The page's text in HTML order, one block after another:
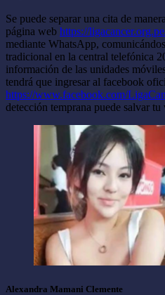
Se puede separar una cita de
página web https://
mediante WhatsApp,
tradicional en la central telefónica
información de las unidades
tendrá que ingresar al facebook
https://www.facebook.com/
detección temprana puede salvar tu
Alexandra Mamani Clemente